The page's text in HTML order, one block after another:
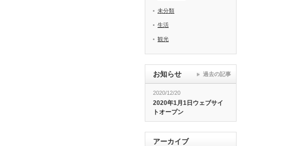
未分類
生活
観光
お知らせ
2020/12/20
2020年1月1日ウェブサイ
トオープン
過去の記事
アーカイブ